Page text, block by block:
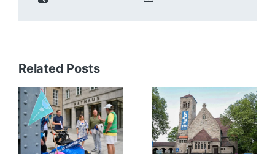
Related Posts